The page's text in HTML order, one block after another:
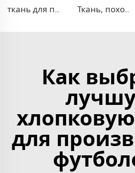
ткань для платья 100% лиоцелл, похожая на лен Ткань, похожая на деним, TR
Как
для